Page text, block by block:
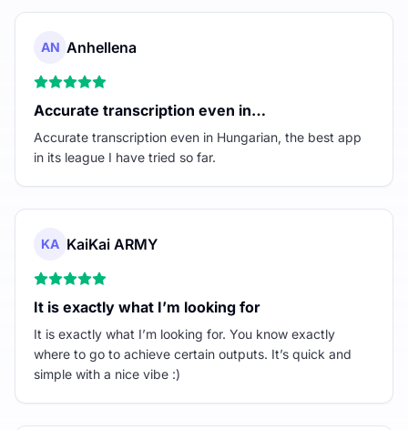
AN Anhellena
Accurate transcription even in…
Accurate transcription even in Hungarian, the best app
in its league I have tried so far.
KA KaiKai ARMY
It is exactly what I’m looking for
It is exactly what I’m looking for. You know exactly
where to go to achieve certain outputs. It’s quick and
simple with a nice vibe :)